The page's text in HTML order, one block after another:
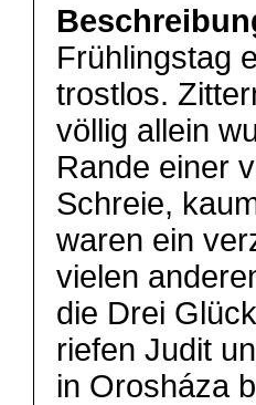
Frühlingstag
trostlos.
völlig allein
Rande einer
Schreie,
waren ein
vielen
die Drei
riefen Judit
in Orosháza